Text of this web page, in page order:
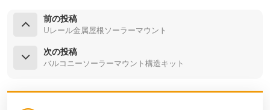
前の投稿
Uレール金属屋根ソーラーマウント
次の投稿
バルコニーソーラーマウント構造キット